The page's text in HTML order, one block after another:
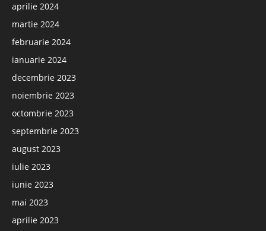
aprilie 2024
martie 2024
februarie 2024
ianuarie 2024
decembrie 2023
noiembrie 2023
octombrie 2023
septembrie 2023
august 2023
iulie 2023
iunie 2023
mai 2023
aprilie 2023